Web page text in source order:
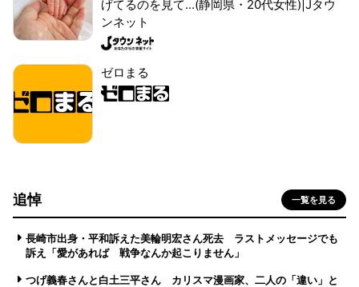
げてるのを見て...(静岡県・20代女性)|Jタウ
ンネット
ゼロまる
追悼 一覧を見る
長崎市出身・平和訴えた美輪明宏さん死去 ラストメッセージでも
訴え「愛があれば 戦争なんか起こりません」
つげ義春さんと白土三平さん カリスマ漫画家、二人の「違い」と